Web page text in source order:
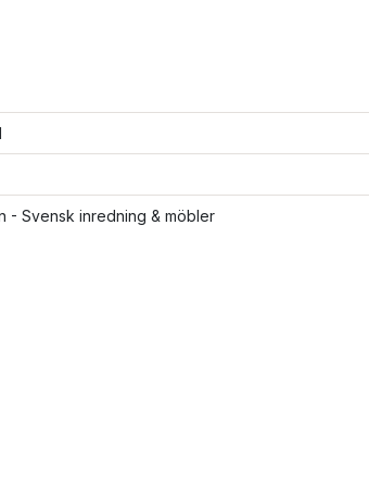
- Svensk inredning & möbler